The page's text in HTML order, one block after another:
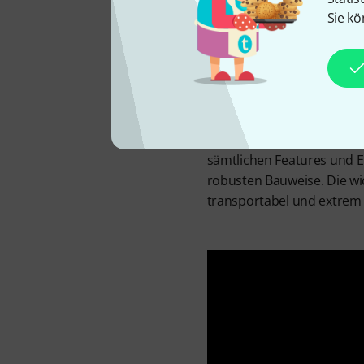
Sie
Die Firma RockBoard hat
vielen Jahren ein großes
vielen unterschiedlichen
Produkt. Das TRES 3.0
befestigen. Trotz seines
sämtlichen Features und
robusten Bauweise. Die
transportabel und extrem